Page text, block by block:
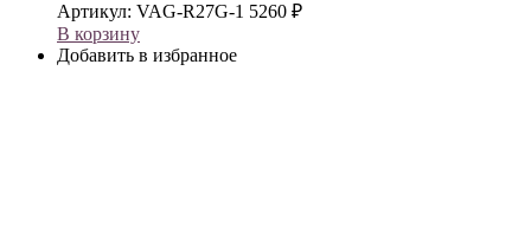
Артикул: VAG-R27G-1 5260 ₽
В корзину
Добавить в избранное